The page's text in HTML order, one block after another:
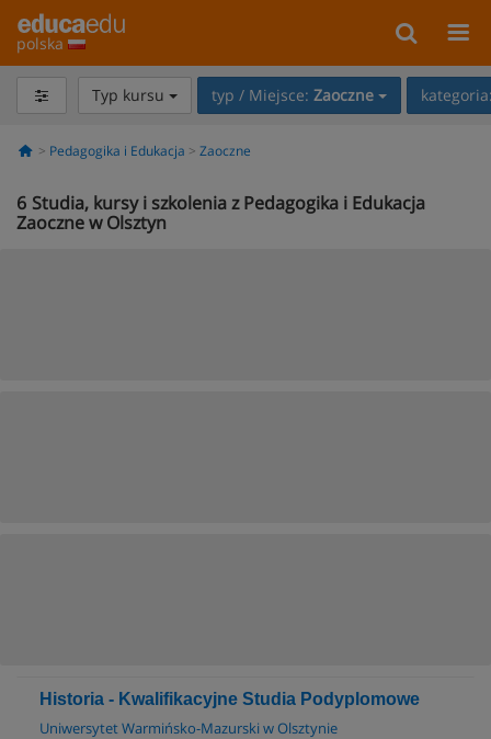
polska
Typ kursu typ / Miejsce: Zaoczne
Pedagogika i Edukacja Zaoczne
6 Studia, kursy i szkolenia z Pedagogika i Edukacja
Zaoczne w Olsztyn
Historia - Kwalifikacyjne Studia Podyplomowe
Uniwersytet Warmińsko-Mazurski w Olsztynie